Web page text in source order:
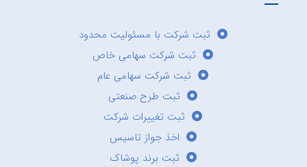
ثبت شرکت با مسئولیت محدود
ثبت شرکت سهامی خاص
ثبت شرکت سهامی عام
ثبت طرح صنعتی
ثبت تغییرات شرکت
اخذ جواز تاسیس
ثبت برند پوشاک